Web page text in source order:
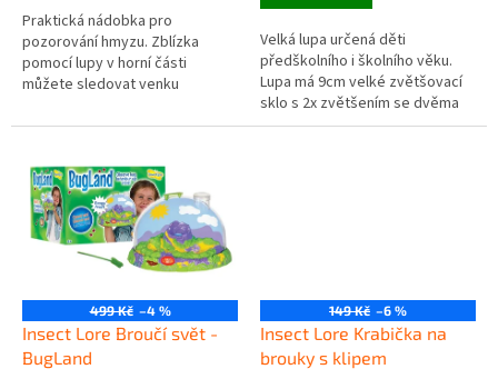
hvězdiček.
Praktická nádobka pro
pozorování hmyzu. Zblízka
pomocí lupy v horní části
můžete sledovat venku
snímatelné dno, kterým broučka
Velká lupa určená děti
předškolního i školního věku.
Lupa má 9cm velké zvětšovací
sklo s 2x zvětšením se dvěma
menšími poli s 3x a 4x
499 Kč –4 %
Insect Lore Broučí svět -
BugLand
149 Kč –6 %
Insect Lore Krabička na
brouky s klipem